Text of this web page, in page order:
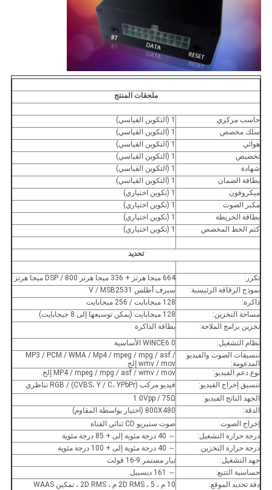
ملحقات المنتج
حاسب مركزي
1 (التكوين القياسي)
سلك مخصص
1 (التكوين القياسي)
هوائي
1 (التكوين القياسي)
تخصيص
1 (التكوين القياسي)
شهادة
1 (التكوين القياسي)
بطاقة الضمان
1 (التكوين القياسي)
ميكروفون
1 (تكوين اختياري)
مكبر الصوت
1 (تكوين اختياري)
بطاقة الخريطة
1 (تكوين اختياري)
كتم الخط المخصص
1 (تكوين اختياري)
تحديد
تكرر:
664 ميجا هرتز + 336 ميجا هرتز DSP / 800 ميجا هرتز
نموذج الرقاقة الرئيسية:
سيرف أطلس V / MSB2531
ذاكرة:
128 ميجابايت / 256 ميجابايت
مساحة التخزين:
128 ميجابايت (يمكن توسيعها إلى 8 جيجابايت)
تخزين برامج الملاحة:
بطاقة الذاكرة
نظام التشغيل:
WINCE6.0 الأساسية
تنسيقات الصوت والفيديو
المدعومة:
MP3 / PCM / WMA / Mp4 / mpeg / mpg / asf /
wmv / mov إلخ.
نوع دعم الفيديو:
MP4 / mpeg / mpg / asf / wmv / mov إلخ.
تنسيق إخراج الفيديو:
فيديو مركب (CVBS، Y / C، YPbPr) / RGB تناظري
الجهد الناتج الفيديو:
1.0Vpp / 75Ω
الدقة:
800X480 (اختيار بواسطة المقاوم)
إخراج الصوت:
صوت ستيريو CD ثنائي القناة
درجة حرارة التشغيل:
～ 40 درجة مئوية إلى + 85 درجة مئوية
درجة حرارة التخزين:
～ 40 درجة مئوية إلى + 100 درجة مئوية
جهد التشغيل:
تيار مستمر 9-16 فولت
حساسية التتبع:
～ 161 ديسيبل
دقة تحديد الموقع:
10 م ، 2D RMS ، 5 ​​م ، 2D RMS ، تمكين WAAS